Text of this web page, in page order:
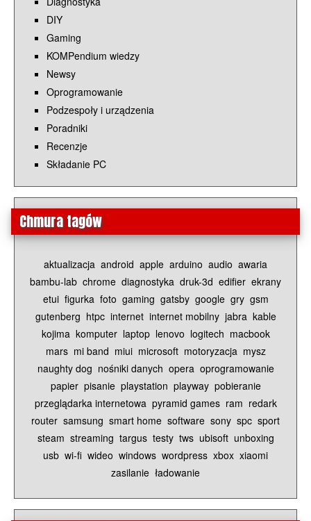
DIY
Gaming
KOMPendium wiedzy
Newsy
Oprogramowanie
Podzespoły i urządzenia
Poradniki
Recenzje
Składanie PC
Chmura tagów
aktualizacja android apple arduino audio awaria
bambu-lab chrome diagnostyka druk-3d edifier ekrany
etui figurka foto gaming gatsby google gry gsm
gutenberg htpc internet internet mobilny jabra kable
kojima komputer laptop lenovo logitech macbook
mars mi band miui microsoft motoryzacja mysz
naughty dog nośniki danych opera oprogramowanie
papier pisanie playstation playway pobieranie
przeglądarka internetowa pyramid games ram redark
router samsung smart home software sony spc sport
steam streaming targus testy tws ubisoft unboxing
usb wi-fi wideo windows wordpress xbox xiaomi
zasilanie ładowanie